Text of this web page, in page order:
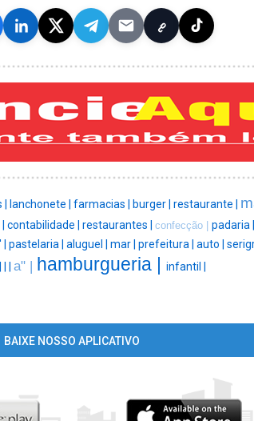
lanchonete | farmacias | burger | restaurante |
contabilidade | restaurantes | confecção | padaria |
' | pastelaria | aluguel | mar | prefeitura | auto |
a" | hamburgueria | infantil |
BAIXE NOSSO APLICATIVO